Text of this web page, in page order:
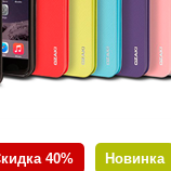
40% Новинка